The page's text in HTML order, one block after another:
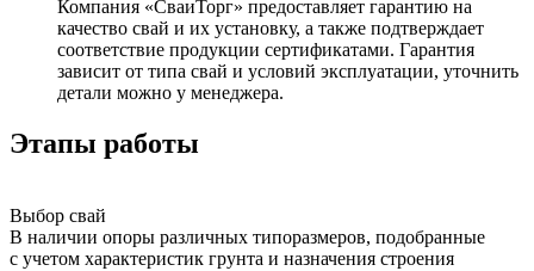
Компания «СваиТорг» предоставляет гарантию на
качество свай и их установку, а также подтверждает
соответствие продукции сертификатами. Гарантия
зависит от типа свай и условий эксплуатации, уточнить
детали можно у менеджера.
Этапы работы
Выбор свай
В наличии опоры различных типоразмеров, подобранные
с учетом характеристик грунта и назначения строения